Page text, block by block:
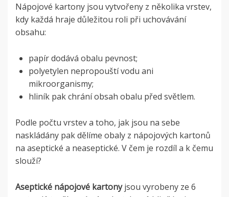
Nápojové kartony jsou vytvořeny z několika vrstev,
kdy každá hraje důležitou roli při uchovávání
obsahu:
papír dodává obalu pevnost;
polyetylen nepropouští vodu ani
mikroorganismy;
hliník pak chrání obsah obalu před světlem.
Podle počtu vrstev a toho, jak jsou na sebe
naskládány pak dělíme obaly z nápojových kartonů
na aseptické a neaseptické. V čem je rozdíl a k čemu
slouží?
Aseptické nápojové kartonyjsou vyrobeny ze 6